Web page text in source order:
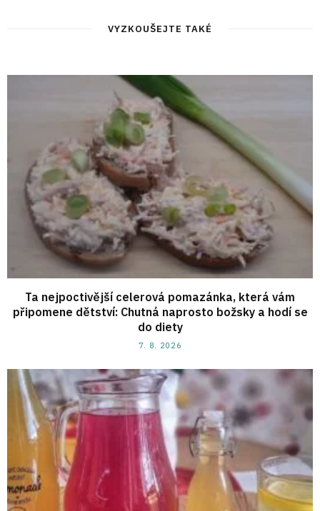
VYZKOUŠEJTE TAKÉ
Ta nejpoctivější celerová pomazánka, která vám
připomene dětství: Chutná naprosto božsky a hodí se
do diety
7. 8. 2026